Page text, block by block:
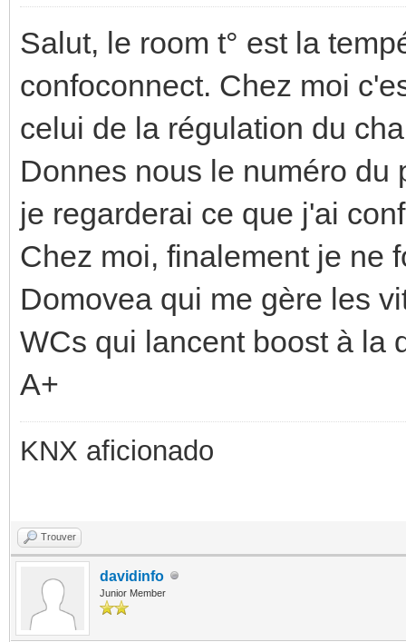
Salut, le room t° est la
confoconnect. Chez moi
celui de la régulation du
Donnes nous le numéro du
je regarderai ce que j'ai
Chez moi, finalement je ne
Domovea qui me gère les
WCs qui lancent boost à la
A+
KNX aficionado
Trouver
davidinfo
Junior Member